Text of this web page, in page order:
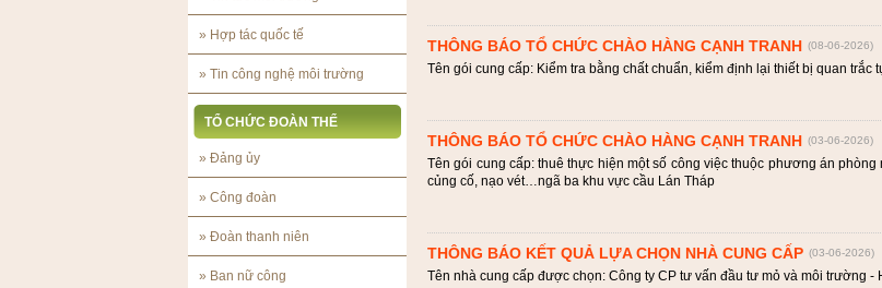
» Hợp tác quốc tế
» Tin công nghệ môi trường
TỔ CHỨC ĐOÀN THỂ
» Đảng ủy
» Công đoàn
» Đoàn thanh niên
» Ban nữ công
THÔNG BÁO TỔ CHỨC CHÀO HÀNG CẠNH TRANH (08-06-2026)
Tên gói cung cấp: Kiểm tra bằng chất chuẩn, kiểm định lại thiết bị quan trắc
THÔNG BÁO TỔ CHỨC CHÀO HÀNG CẠNH TRANH (03-06-2026)
Tên gói cung cấp: thuê thực hiện một số công việc thuộc phương án
củng cố, nạo vét…ngã ba khu vực cầu Lán Tháp
THÔNG BÁO KẾT QUẢ LỰA CHỌN NHÀ CUNG CẤP (03-06-2026)
Tên nhà cung cấp được chọn: Công ty CP tư vấn đầu tư mỏ và môi trường -